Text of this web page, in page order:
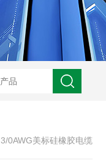
WRNK-231D炉管刀刃热电
3/0AWG美标硅橡胶电缆